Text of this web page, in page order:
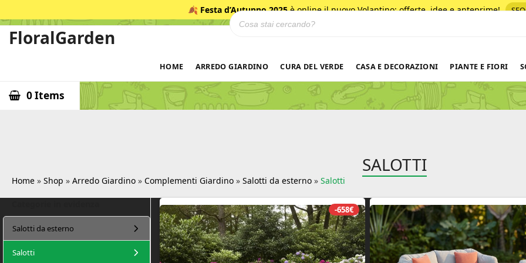
al
contenuto
🍂 Festa d’Autunno 2025è online il nuovo Volantino: offerte, idee e anteprime!
FloralGarden
Ricerca prodotti
HOME ARREDO GIARDINO CURA DEL VERDE CASA E DECORAZIONI PIANTE E FIORI
0 Items
SALOTTI
Home » Shop » Arredo Giardino » Complementi Giardino » Salotti da esterno » Salotti
-658€
Salotti da esterno
Salotti
F
l
o
r